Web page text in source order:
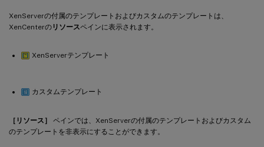
XenServerの付属のテンプレートおよびカスタムのテンプレートは、
XenCenterのリソースペインに表示されます。
XenServerテンプレート
カスタムテンプレート
［リソース］
ペインでは、XenServerの付属のテンプレートおよびカスタム
のテンプレートを非表示にすることができます。